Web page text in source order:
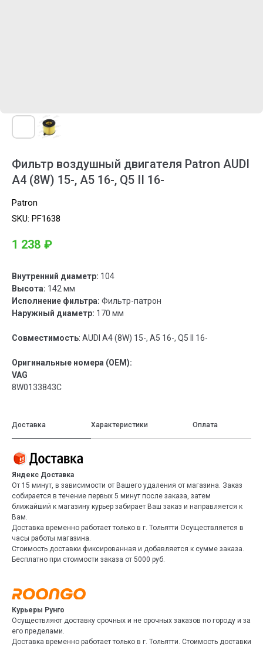
Фильтр воздушный двигателя Patron AUDI
A4 (8W) 15-, A5 16-, Q5 II 16-
Patron
SKU: PF1638
1 238 ₽
Внутренний диаметр: 104
Высота: 142 мм
Исполнение фильтра: Фильтр-патрон
Наружный диаметр: 170 мм
Совместимость: AUDI A4 (8W) 15-, A5 16-, Q5 II 16-
Оригинальные номера (OEM):
VAG
8W0133843C
Доставка Характеристики Оплата
Яндекс Доставка
От 15 минут, в зависимости от Вашего удаления от магазина. Заказ
собирается в течение первых 5 минут после заказа, затем
ближайший к магазину курьер забирает Ваш заказ и направляется к
Вам.
Доставка временно работает только в г. Тольятти Осуществляется в
часы работы магазина.
Стоимость доставки фиксированная и добавляется к сумме заказа.
Бесплатно при стоимости заказа от 5000 руб.
Курьеры Рунго
Осуществляют доставку срочных и не срочных заказов по городу и за
его пределами.
Доставка временно работает только в г. Тольятти. Стоимость доставки